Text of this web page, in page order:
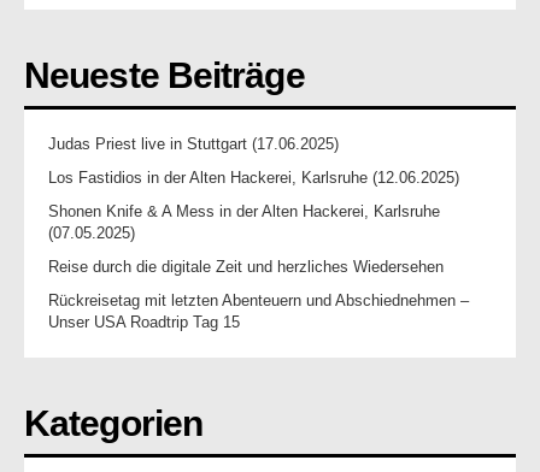
Neueste Beiträge
Judas Priest live in Stuttgart (17.06.2025)
Los Fastidios in der Alten Hackerei, Karlsruhe (12.06.2025)
Shonen Knife & A Mess in der Alten Hackerei, Karlsruhe
(07.05.2025)
Reise durch die digitale Zeit und herzliches Wiedersehen
Rückreisetag mit letzten Abenteuern und Abschiednehmen –
Unser USA Roadtrip Tag 15
Kategorien